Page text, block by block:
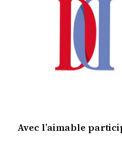
Avec l’aimable